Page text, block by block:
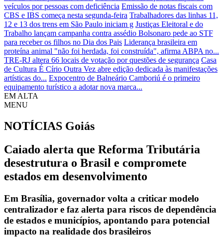
veículos por pessoas com deficiência Emissão de notas fiscais com
CBS e IBS começa nesta segunda-feira Trabalhadores das linhas 11,
12 e 13 dos trens em São Paulo iniciam g Justiças Eleitoral e do
Trabalho lançam campanha contra assédio Bolsonaro pede ao STF
para receber os filhos no Dia dos Pais Liderança brasileira em
proteína animal "não foi herdada, foi construída", afirma ABPA no...
TRE-RJ altera 66 locais de votação por questões de segurança Casa
de Cultura É Círio Outra Vez abre edição dedicada às manifestações
artísticas do... Expocentro de Balneário Camboriú é o primeiro
equipamento turístico a adotar nova marca...
EM ALTA
MENU
NOTÍCIAS Goiás
Caiado alerta que Reforma Tributária
desestrutura o Brasil e compromete
estados em desenvolvimento
Em Brasília, governador volta a criticar modelo
centralizador e faz alerta para riscos de dependência
de estados e municípios, apontando para potencial
impacto na realidade dos brasileiros